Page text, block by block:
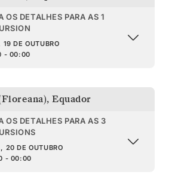
OS DETALHES PARA AS 1
19 DE OUTUBRO
- 00:00
, Equador
OS DETALHES PARA AS 3
20 DE OUTUBRO
- 00:00